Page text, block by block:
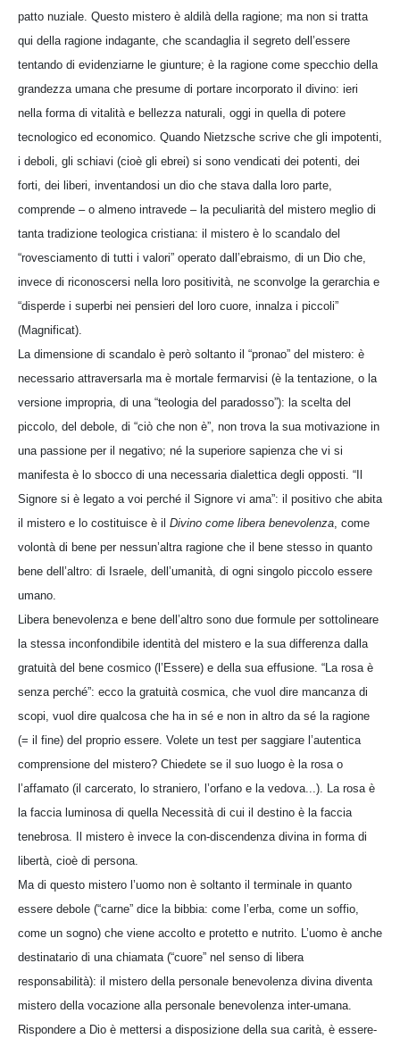
patto nuziale. Questo mistero è aldilà della ragione; ma non si tratta
qui della ragione indagante, che scandaglia il segreto dell’essere
tentando di evidenziarne le giunture; è la ragione come specchio della
grandezza umana che presume di portare incorporato il divino: ieri
nella forma di vitalità e bellezza naturali, oggi in quella di potere
tecnologico ed economico. Quando Nietzsche scrive che gli impotenti,
i deboli, gli schiavi (cioè gli ebrei) si sono vendicati dei potenti, dei
forti, dei liberi, inventandosi un dio che stava dalla loro parte,
comprende – o almeno intravede – la peculiarità del mistero meglio di
tanta tradizione teologica cristiana: il mistero è lo scandalo del
“rovesciamento di tutti i valori” operato dall’ebraismo, di un Dio che,
invece di riconoscersi nella loro positività, ne sconvolge la gerarchia e
“disperde i superbi nei pensieri del loro cuore, innalza i piccoli”
(Magnificat).
La dimensione di scandalo è però soltanto il “pronao” del mistero: è
necessario attraversarla ma è mortale fermarvisi (è la tentazione, o la
versione impropria, di una “teologia del paradosso”): la scelta del
piccolo, del debole, di “ciò che non è”, non trova la sua motivazione in
una passione per il negativo; né la superiore sapienza che vi si
manifesta è lo sbocco di una necessaria dialettica degli opposti. “Il
Signore si è legato a voi perché il Signore vi ama”: il positivo che abita
il mistero e lo costituisce è il Divino come libera benevolenza , come
volontà di bene per nessun’altra ragione che il bene stesso in quanto
bene dell’altro: di Israele, dell’umanità, di ogni singolo piccolo essere
umano.
Libera benevolenza e bene dell’altro sono due formule per sottolineare
la stessa inconfondibile identità del mistero e la sua differenza dalla
gratuità del bene cosmico (l’Essere) e della sua effusione. “La rosa è
senza perché”: ecco la gratuità cosmica, che vuol dire mancanza di
scopi, vuol dire qualcosa che ha in sé e non in altro da sé la ragione
(= il fine) del proprio essere. Volete un test per saggiare l’autentica
comprensione del mistero? Chiedete se il suo luogo è la rosa o
l’affamato (il carcerato, lo straniero, l’orfano e la vedova...). La rosa è
la faccia luminosa di quella Necessità di cui il destino è la faccia
tenebrosa. Il mistero è invece la con-discendenza divina in forma di
libertà, cioè di persona.
Ma di questo mistero l’uomo non è soltanto il terminale in quanto
essere debole (“carne” dice la bibbia: come l’erba, come un soffio,
come un sogno) che viene accolto e protetto e nutrito. L’uomo è anche
destinatario di una chiamata (“cuore” nel senso di libera
responsabilità): il mistero della personale benevolenza divina diventa
mistero della vocazione alla personale benevolenza inter-umana.
Rispondere a Dio è mettersi a disposizione della sua carità, è essere-